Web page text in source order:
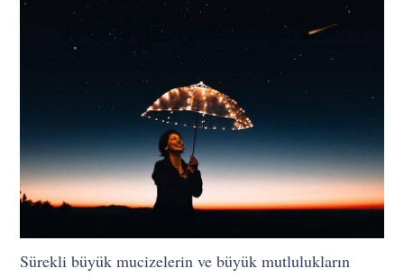
Sürekli büyük mucizelerin ve büyük mutlulukların